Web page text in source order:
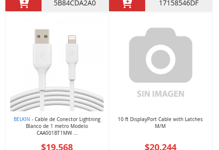
5B84CDA2A0 17158546DF
BELKIN - Cable de Conector Lightning
Blanco de 1 metro Modelo
CAA001BT1MW ...
$19.568
10 ft DisplayPort Cable with Latches
M/M
$20.244